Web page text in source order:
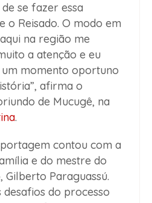
se fazer essa
o Reisado. O modo em
na região me
a atenção e eu
momento oportuno
afirma o
de Mucugê, na
.
contou com a
e do mestre do
Gilberto Paraguassú.
do processo